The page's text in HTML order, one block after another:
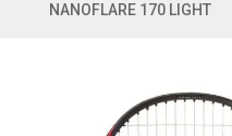
NANOFLARE 170 LIGHT